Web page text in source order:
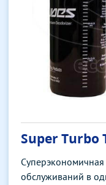
Super Turbo
обслуживаний в